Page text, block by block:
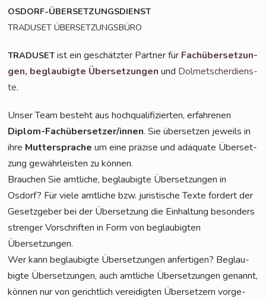
OSDORF-ÜBERSETZUNGSDIENST
TRADUSET ÜBERSETZUNGSBÜRO
TRADUSET ist ein geschätz­ter Part­ner für Fach­über­set­zun­
gen, beglau­big­te Über­set­zun­gen und Dol­met­scher­diens­
te.
Unser Team besteht aus hoch­qua­li­fi­zier­ten, erfah­re­nen
Diplom-Fach­über­set­zer/in­nen. Sie über­set­zen jeweils in
ihre Mut­ter­spra­che um eine prä­zi­se und adäqua­te Über­set­
zung gewähr­leis­ten zu können.
Brau­chen Sie amt­li­che, beglau­big­te Über­set­zun­gen in
Osdorf? Für vie­le amt­li­che bzw. juris­ti­sche Tex­te for­dert der
Gesetz­ge­ber bei der Über­set­zung die Ein­hal­tung beson­ders
stren­ger Vor­schrif­ten in Form von beglau­big­ten
Übersetzungen.
Wer kann beglau­big­te Über­set­zun­gen anfer­ti­gen? Beglau­
big­te Über­set­zun­gen, auch amt­li­che Über­set­zun­gen genannt,
kön­nen nur von gericht­lich ver­ei­dig­ten Über­set­zern vor­ge­